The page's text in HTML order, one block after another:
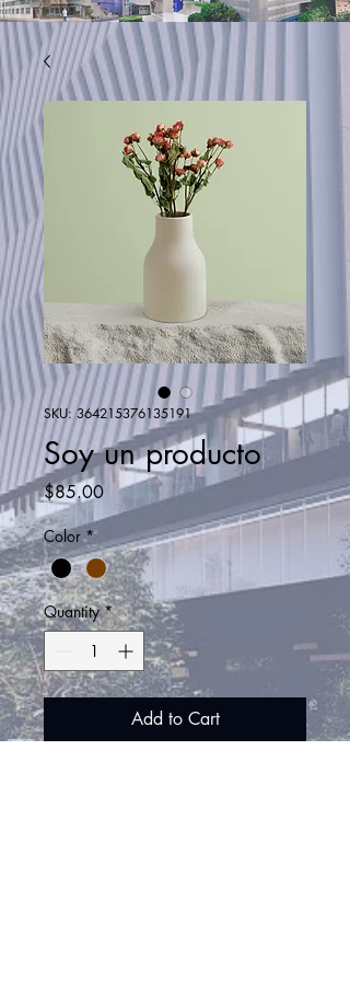
SKU: 364215376135191
Soy un producto
$85.00Price
Color *
Quantity *
Add to Cart